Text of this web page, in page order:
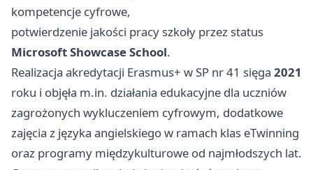
kompetencje cyfrowe,
potwierdzenie jakości pracy szkoły przez status
Microsoft Showcase School.
Realizacja akredytacji Erasmus+ w SP nr 41 sięga 2021
roku i objęła m.in. działania edukacyjne dla uczniów
zagrożonych wykluczeniem cyfrowym, dodatkowe
zajęcia z języka angielskiego w ramach klas eTwinning
oraz programy międzykulturowe od najmłodszych lat.